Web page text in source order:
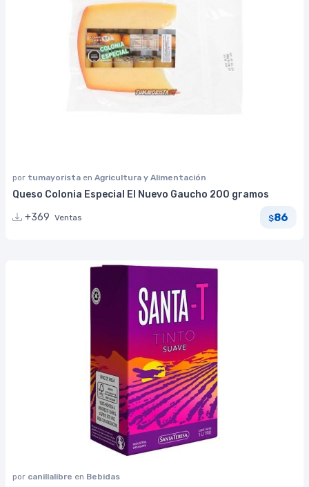
por tumayorista en Agricultura y Alimentación
Queso Colonia Especial El Nuevo Gaucho 200 gramos
+369 Ventas $86
por canillalibre en Bebidas